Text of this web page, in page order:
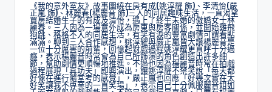
《我的意外室友》故事圍繞在房有成(姚淳耀 飾)、李清怡(嚴
正嵐 飾)、林麗春(楊麗音 飾)三人的同居趣味生活，一直渴望
買房結婚生子的有成及清怡，遇上了終生未婚的傲嬌女士林
麗春。三人因為一場意外成為房東與房客關係，並開始雞飛
狗跳、格格不入的同居生活，有笑有淚的豐富劇情可謂看點
滿滿。聊到三人合作感想，姚淳耀與嚴正嵐皆大讚楊麗音是
一位十分厲害的前輩，回憶起對戲過程姚淳耀更直呼十分過
癮，表示楊麗音時常會為自己所飾演的角色創造出許多細
節，幫助劇情更順暢地推進。不過也因為楊麗音時常在拍戲
過程展現「真功夫」即興演出，讓姚淳耀不禁笑說「每天都
好像在進行隨堂考的感覺」，嚴正嵐也回應「好幾次實在太
好笑讓我不專業的一直笑場」，表示自己十分佩服麗音姐如